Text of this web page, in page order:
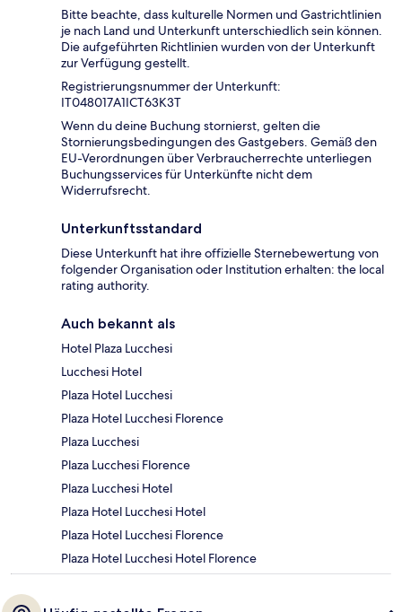
Bitte beachte, dass kulturelle Normen und Gastrichtlinien
je nach Land und Unterkunft unterschiedlich sein können.
Die aufgeführten Richtlinien wurden von der Unterkunft
zur Verfügung gestellt.
Registrierungsnummer der Unterkunft:
IT048017A1ICT63K3T
Wenn du deine Buchung stornierst, gelten die
Stornierungsbedingungen des Gastgebers. Gemäß den
EU-Verordnungen über Verbraucherrechte unterliegen
Buchungsservices für Unterkünfte nicht dem
Widerrufsrecht.
Unterkunftsstandard
Diese Unterkunft hat ihre offizielle Sternebewertung von
folgender Organisation oder Institution erhalten: the local
rating authority.
Auch bekannt als
Hotel Plaza Lucchesi
Lucchesi Hotel
Plaza Hotel Lucchesi
Plaza Hotel Lucchesi Florence
Plaza Lucchesi
Plaza Lucchesi Florence
Plaza Lucchesi Hotel
Plaza Hotel Lucchesi Hotel
Plaza Hotel Lucchesi Florence
Plaza Hotel Lucchesi Hotel Florence